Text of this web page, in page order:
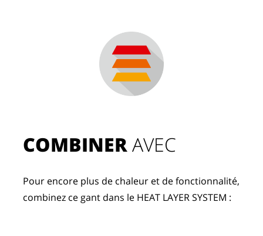
COMBINER AVEC
Pour encore plus de chaleur et de fonctionnalité,
combinez ce gant dans le HEAT LAYER SYSTEM :